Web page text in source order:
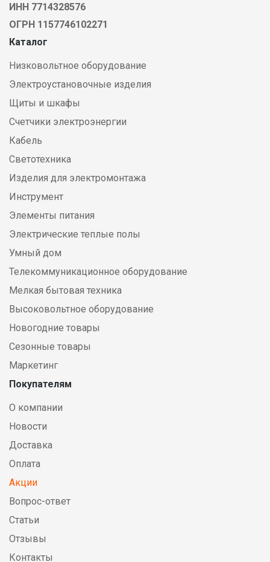
ИНН 7714328576
ОГРН 1157746102271
Каталог
Низковольтное оборудование
Электроустановочные изделия
Щиты и шкафы
Счетчики электроэнергии
Кабель
Светотехника
Изделия для электромонтажа
Инструмент
Элементы питания
Электрические теплые полы
Умный дом
Телекоммуникационное оборудование
Мелкая бытовая техника
Высоковольтное оборудование
Новогодние товары
Сезонные товары
Маркетинг
Покупателям
О компании
Новости
Доставка
Оплата
Акции
Вопрос-ответ
Статьи
Отзывы
Контакты